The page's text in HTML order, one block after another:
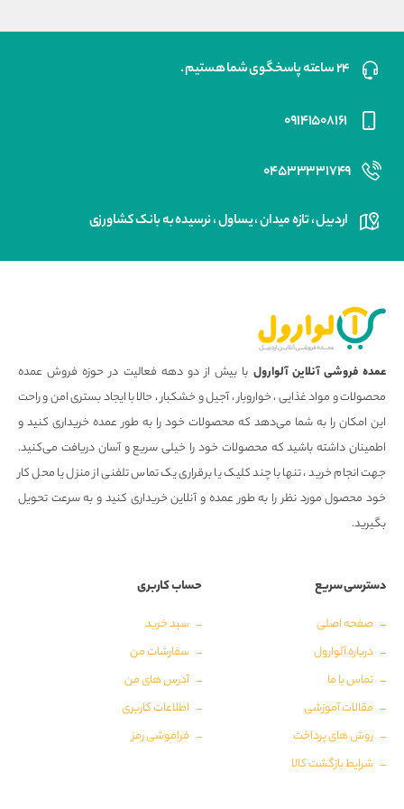
۲۴ ساعته پاسخگوی شما هستیم .
۰۹۱۴۱۵۰۸۱۶۱
۰۴۵۳۳۳۳۱۷۴۹
اردبیل ، تازه میدان ، یساول ، نرسیده به بانک کشاورزی
عمده فروشی آنلاین آلوارول با بیش از دو دهه فعالیت در حوزه فروش عمده
محصولات و مواد غذایی ، خواروبار ، آجیل و خشکبار ، حالا با ایجاد بستری امن و راحت
این امکان را به شما می‌دهد که محصولات خود را به طور عمده خریداری کنید و
اطمینان داشته باشید که محصولات خود را خیلی سریع و آسان دریافت می‌کنید.
جهت انجام خرید ، تنها با چند کلیک یا برقراری یک تماس تلفنی از منزل یا محل کار
خود محصول مورد نظر را به طور عمده و آنلاین خریداری کنید و به سرعت تحویل
بگیرید.
دسترسی سریع
صفحه اصلی
درباره آلوارول
تماس با ما
مقالات آموزشی
روش های پرداخت
شرایط بازگشت کالا
حساب کاربری
سبد خرید
سفارشات من
آدرس های من
اطلاعات کاربری
فراموشی رمز